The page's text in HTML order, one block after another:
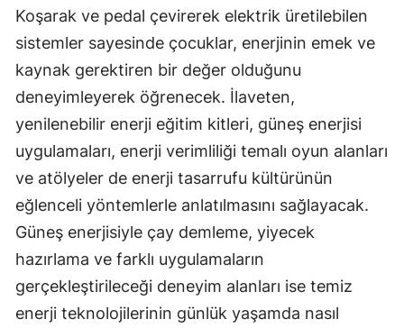
Koşarak ve pedal çevirerek elektrik üretilebilen
sistemler sayesinde çocuklar, enerjinin emek ve
kaynak gerektiren bir değer olduğunu
deneyimleyerek öğrenecek. İlaveten,
yenilenebilir enerji eğitim kitleri, güneş enerjisi
uygulamaları, enerji verimliliği temalı oyun alanları
ve atölyeler de enerji tasarrufu kültürünün
eğlenceli yöntemlerle anlatılmasını sağlayacak.
Güneş enerjisiyle çay demleme, yiyecek
hazırlama ve farklı uygulamaların
gerçekleştirileceği deneyim alanları ise temiz
enerji teknolojilerinin günlük yaşamda nasıl